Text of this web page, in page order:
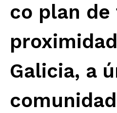
co plan
Galicia, a